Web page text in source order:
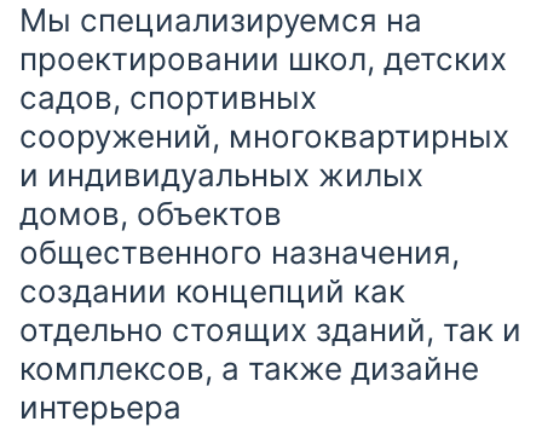
Мы специализируемся на
проектировании школ, детских
садов, спортивных
сооружений, многоквартирных
и индивидуальных жилых
домов, объектов
общественного назначения,
создании концепций как
отдельно стоящих зданий, так и
комплексов, а также дизайне
интерьера